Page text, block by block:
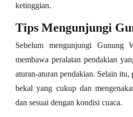
ketinggian.
Tips Mengunjungi
Sebelum mengunjungi Gunung
membawa peralatan pendakian
aturan-aturan pendakian. Selain itu,
bekal yang cukup dan
dan sesuai dengan kondisi cuaca.